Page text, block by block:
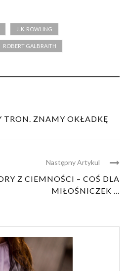
J. K. ROWLING
ROBERT GALBRAITH
TRON. ZNAMY OKŁADKĘ
Następny Artykul
Z CIEMNOŚCI – COŚ DLA
MIŁOŚNICZEK ...